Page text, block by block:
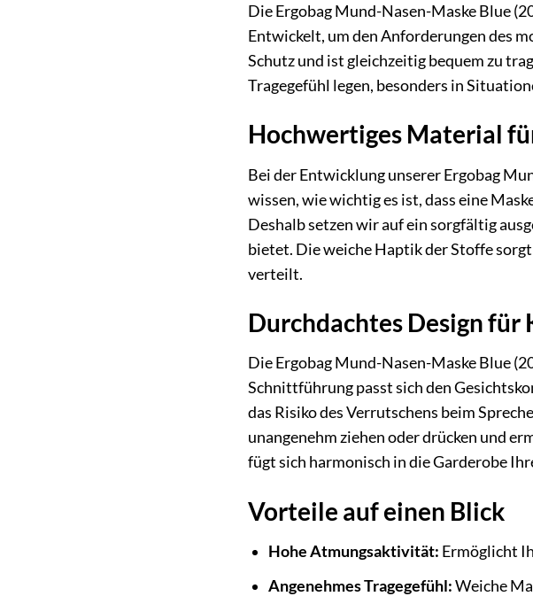
Die Ergobag Mund-Nasen-Maske Blue
Entwickelt, um den Anforderungen des
Schutz und ist gleichzeitig bequem zu
Tragegefühl legen, besonders in
Hochwertiges Material
Bei der Entwicklung unserer Ergobag
wissen, wie wichtig es ist, dass eine
Deshalb setzen wir auf ein sorgfältig
bietet. Die weiche Haptik der Stoffe
verteilt.
Durchdachtes Design für
Die Ergobag Mund-Nasen-Maske Blue
Schnittführung passt sich den
das Risiko des Verrutschens beim
unangenehm ziehen oder drücken und
fügt sich harmonisch in die Garderobe
Vorteile auf einen Blick
Hohe Atmungsaktivität: Ermöglicht
Angenehmes Tragegefühl:Weiche